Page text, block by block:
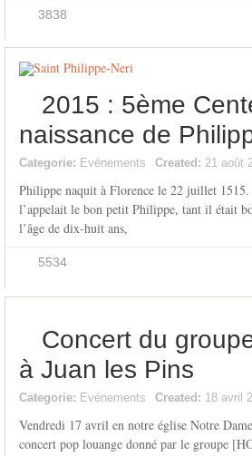
3838
2015 : 5ème
naissance de
Categorie: Evénements Created: 21 août
Philippe naquit à Florence le 22 juillet 1515.
l’appelait le bon petit Philippe, tant il était
l’âge de dix-huit ans,
5534
Concert du
à Juan les Pins
Categorie: Evénements Created: 18 avril
Vendredi 17 avril en notre église Notre
concert pop louange donné par le groupe